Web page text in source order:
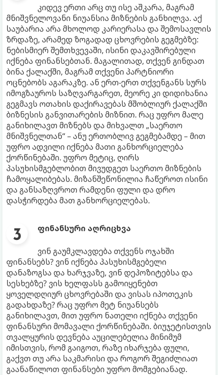
კიდევ ერთი არც თუ ისე აშკარა, მაგრამ
მნიშვნელოვანი ნიუანსია მიზნების განხილვა. აქ
საუბარია არა მხოლოდ კარიერასა და შემოსავლის
ზრდაზე, არამედ ზოგადად ცხოვრების გეგმებზე:
ნებისმიერ შემთხვევაში, ისინი დაკავშირებული
იქნება ფინანსებთან. მაგალითად, თქვენ გინდათ
ბინა ქალაქში, მაგრამ თქვენი პარტნიორი
ოცნებობს აგარაკზე. ან ერთ-ერთ თქვენგანს სურს
იმოგზაუროს საზღვარგარეთ, მეორე კი დიდიხანია
გეგმავს ოთახის დაქირავებას მშობლიურ ქალაქში
ბიზნესის განვითარების მიზნით. რაც უფრო მალე
განიხილავთ მიზნებს და მიხვალთ „საერთო
მნიშვნელთან“ – ანუ ერთობლივ გეგმებამდე – მით
უფრო ადვილი იქნება მათი განხორციელება
ქორწინებაში. უფრო მეტიც, ღირს
პასუხისმგებლობით მივუდგეთ საერთო მიზნების
ჩამოყალიბებას. მიზანშეწონილია ჩაწეროთ ისინი
და განსაზღვროთ რამდენი ფული და დრო
დასჭირდება მათ განხორციელებას.
ფინანსური აღრიცხვა
ვინ გაუმკლავდება თქვენს ოჯახში
ფინანსებს? ვინ იქნება პასუხისმგებელი
დანაზოგსა და ხარჯვაზე, ვინ დეპოზიტებსა და
სესხებზე? ვის ხელფასს გამოიყენებთ
ყოველდღიურ ცხოვრებაში და ვისას იპოთეკის
გადახდაზე? რაც უფრო მეტ ნიუანსებს
განიხილავთ, მით უფრო ნათელი იქნება თქვენი
ფინანსური მომავალი ქორწინებაში. ბიუჯეტისთვის
თვალყურის დევნება აუცილებელია მინიმუმ
იმისთვის, რომ გაიგოთ, რაზე იხარჯება ფული,
გაქვთ თუ არა საკმარისი და როგორ შეგიძლიათ
გაანაწილოთ ფინანსები უფრო მომგებიანად.